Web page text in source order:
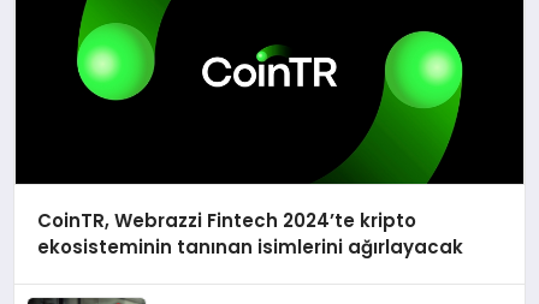
CoinTR, Webrazzi Fintech 2024’te kripto
ekosisteminin tanınan isimlerini ağırlayacak